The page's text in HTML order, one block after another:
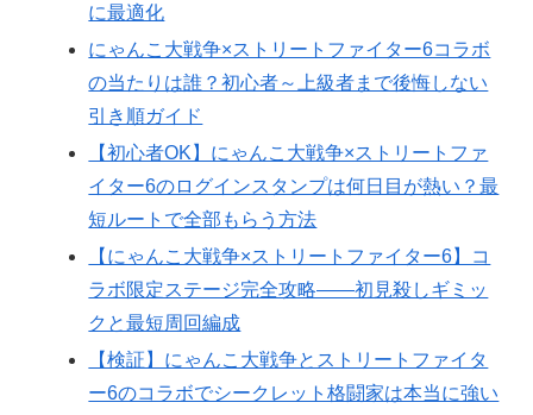
に最適化
にゃんこ大戦争×ストリートファイター6コラボ
の当たりは誰？初心者～上級者まで後悔しない
引き順ガイド
【初心者OK】にゃんこ大戦争×ストリートファ
イター6のログインスタンプは何日目が熱い？最
短ルートで全部もらう方法
【にゃんこ大戦争×ストリートファイター6】コ
ラボ限定ステージ完全攻略——初見殺しギミッ
クと最短周回編成
【検証】にゃんこ大戦争とストリートファイタ
ー6のコラボでシークレット格闘家は本当に強い